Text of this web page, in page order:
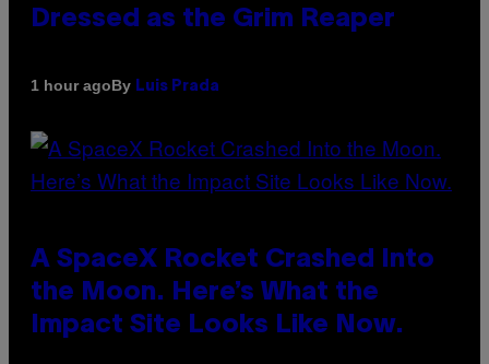
Dressed as the Grim Reaper
1 hour agoBy Luis Prada
A SpaceX Rocket Crashed Into
the Moon. Here’s What the
Impact Site Looks Like Now.